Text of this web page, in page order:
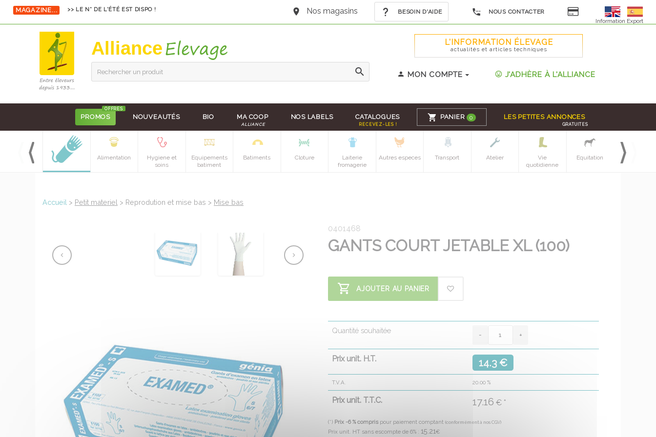
MAGAZINE...
>> LE N° DE L'ÉTÉ EST DISPO !
Nos magasins BESOIN D'AIDE
NOUS CONTACTER
Information Export
Alliance
Rechercher un produit
L'INFORMATION ÉLEVAGE
actualités et articles techniques
MON COMPTE J'ADHÈRE À L'ALLIANCE
PROMOS
OFFRES
NOUVEAUTÉS BIO MA COOP
ALLIANCE
NOS LABELS CATALOGUES
RECEVEZ-LES !
PANIER 0 LES PETITES ANNONCES
GRATUITES
Alimentation
Hygiene et
soins
Equipements
batiment
Batiments Cloture
Laiterie
fromagerie
Autres especes Transport Atelier
Vie
quotidienne
Equitation Espaces verts
Accueil > Petit materiel > Reprodution et mise bas > Mise bas
0401468
GANTS COURT JETABLE XL (100)
AJOUTER AU PANIER
Quantité souhaitée
Prix unit. H.T. 14.3 €
T.V.A. 20.00 %
Prix unit. T.T.C. 17.16 € *
(*) Prix -6 % compris pour paiement comptant (conformément à nos CGV)
Prix unit. HT sans escompte de 6% : 15.21€